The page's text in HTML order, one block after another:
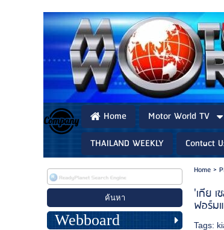
Home Motor World TV
THAILAND WEEKLY
Contact
Webboard
Home>
'เกีย
ฟอร์ม
Tags: